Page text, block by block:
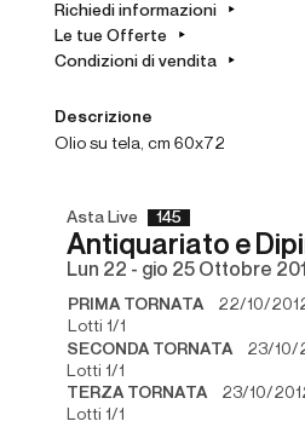
Richiedi informazioni
Le tue Offerte
Condizioni di vendita
Descrizione
olio su tela, cm 60x72
Asta Live 145
Antiquariato e
lun 22 - gio 25 Ottobre
PRIMA TORNATA22/10/
Lotti 1/1
SECONDA TORNATA23/10/
Lotti 1/1
TERZA TORNATA23/10/
Lotti 1/1